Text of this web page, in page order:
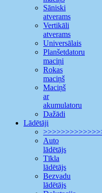
Sāniski
atverams
Vertikāli
atverams
Universālais
Planšetdatoru
maciņi
Rokas
maciņš
Maciņš
ar
akumulatoru
Dažādi
Lādētāji
Auto
lādētājs
Tīkla
lādētājs
Bezvadu
lādētājs